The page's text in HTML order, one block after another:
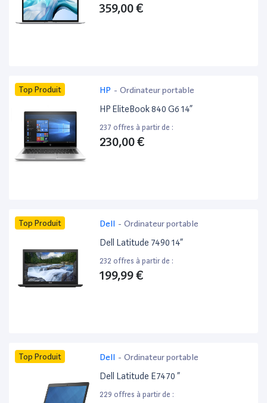
359,00 €
Top Produit HP - Ordinateur portable
HP EliteBook 840 G6 14”
237 offres à partir de :
230,00 €
Top Produit Dell - Ordinateur portable
Dell Latitude 7490 14”
232 offres à partir de :
199,99 €
Top Produit Dell - Ordinateur portable
Dell Latitude E7470 ”
229 offres à partir de :